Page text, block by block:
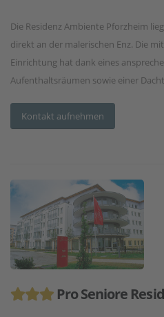
Die Residenz Ambiente Pforzheim
direkt an der malerischen Enz. Die
Einrichtung hat dank eines
Aufenthaltsräumen sowie einer
Kontakt aufnehmen
Pro Seniore